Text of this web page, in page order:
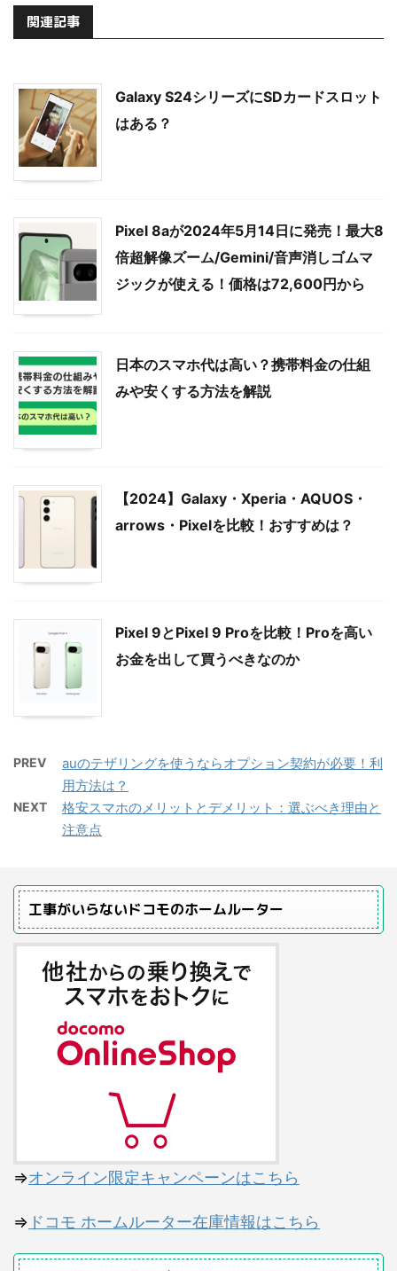
関連記事
Galaxy S24シリーズにSDカードスロット
はある？
Pixel 8aが2024年5月14日に発売！最大8
倍超解像ズーム/Gemini/音声消しゴムマ
ジックが使える！価格は72,600円から
日本のスマホ代は高い？携帯料金の仕組
みや安くする方法を解説
【2024】Galaxy・Xperia・AQUOS・
arrows・Pixelを比較！おすすめは？
Pixel 9とPixel 9 Proを比較！Proを高い
お金を出して買うべきなのか
PREV
auのテザリングを使うならオプション契約が必要！利
用方法は？
NEXT
格安スマホのメリットとデメリット：選ぶべき理由と
注意点
工事がいらないドコモのホームルーター
⇒オンライン限定キャンペーンはこちら
⇒ ドコモ ホームルーター在庫情報はこちら